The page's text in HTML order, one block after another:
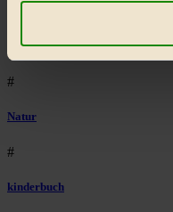
Lebensmittel
#
Natur
#
kinderbuch